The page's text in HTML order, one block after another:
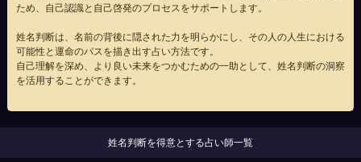
ため、自己認識と自己啓発のプロセスをサポートします。
姓名判断は、名前の背後に隠された力を明らかにし、その人の人生における
可能性と運命のパスを描き出す占い方法です。
自己理解を深め、より良い未来をつかむための一助として、姓名判断の洞察
を活用することができます。
姓名判断を得意とする占い師一覧